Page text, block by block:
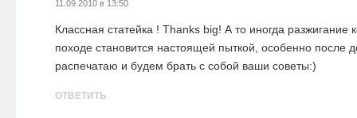
11.09.2010 в 13:50
Классная статейка ! Thanks big! А то иногда разжигание
походе становится настоящей пыткой, особенно после
распечатаю и будем брать с собой ваши советы:)
ОТВЕТИТЬ